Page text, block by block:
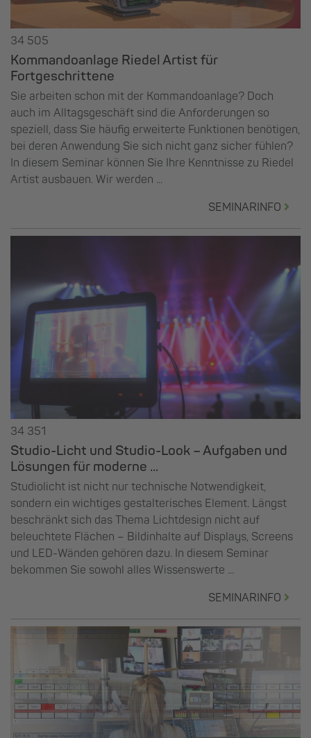
34 505
Kommandoanlage Riedel Artist für
Fortgeschrittene
Sie arbeiten schon mit der Kommandoanlage? Doch
auch im Alltagsgeschäft sind die Anforderungen so
speziell, dass Sie häufig erweiterte Funktionen benötigen,
bei deren Anwendung Sie sich nicht ganz sicher fühlen?
In diesem Seminar können Sie Ihre Kenntnisse zu Riedel
Artist ausbauen. Wir werden ...
SEMINARINFO
34 351
Studio-Licht und Studio-Look – Aufgaben und
Lösungen für moderne ...
Studiolicht ist nicht nur technische Notwendigkeit,
sondern ein wichtiges gestalterisches Element. Längst
beschränkt sich das Thema Lichtdesign nicht auf
beleuchtete Flächen – Bildinhalte auf Displays, Screens
und LED-Wänden gehören dazu. In diesem Seminar
bekommen Sie sowohl alles Wissenswerte ...
SEMINARINFO